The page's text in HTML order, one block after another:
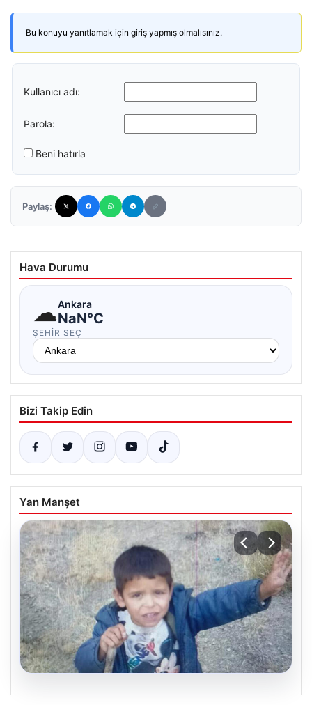
Bu konuyu yanıtlamak için giriş yapmış olmalısınız.
Kullanıcı adı:
Parola:
Beni hatırla
Paylaş:
Hava Durumu
☁Ankara
NaN°C
ŞEHIR SEÇ
Bizi Takip Edin
Yan Manşet
08.08.2026